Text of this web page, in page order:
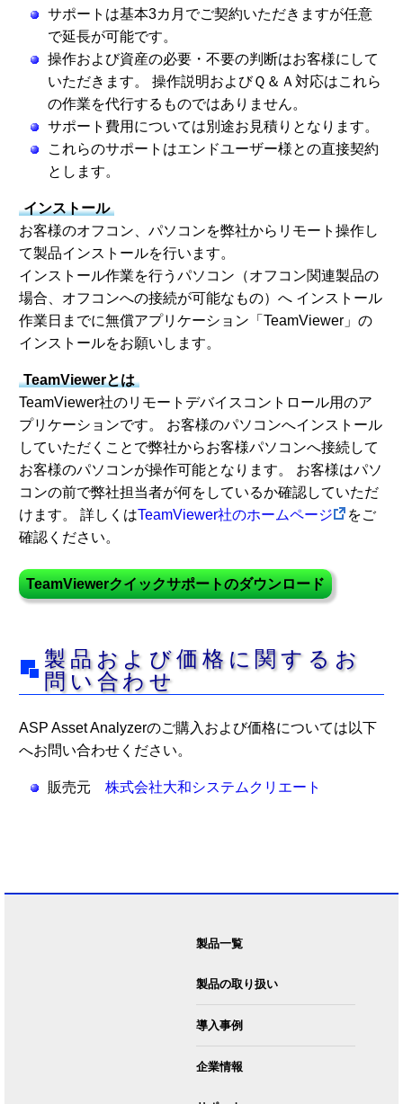
サポートは基本3カ月でご契約いただきますが任意
で延長が可能です。
操作および資産の必要・不要の判断はお客様にして
いただきます。 操作説明およびＱ＆Ａ対応はこれら
の作業を代行するものではありません。
サポート費用については別途お見積りとなります。
これらのサポートはエンドユーザー様との直接契約
とします。
インストール
お客様のオフコン、パソコンを弊社からリモート操作し
て製品インストールを行います。
インストール作業を行うパソコン（オフコン関連製品の
場合、オフコンへの接続が可能なもの）へ インストール
作業日までに無償アプリケーション「TeamViewer」の
インストールをお願いします。
TeamViewerとは
TeamViewer社のリモートデバイスコントロール用のア
プリケーションです。 お客様のパソコンへインストール
していただくことで弊社からお客様パソコンへ接続して
お客様のパソコンが操作可能となります。 お客様はパソ
コンの前で弊社担当者が何をしているか確認していただ
けます。 詳しくはTeamViewer社のホームページ
をご
確認ください。
TeamViewerクイックサポートのダウンロード
製品および価格に関するお
問い合わせ
ASP Asset Analyzerのご購入および価格については以下
へお問い合わせください。
販売元 株式会社大和システムクリエート
製品一覧
ASP マイグレーションアシ
スタント
製品の取り扱い
購入
導入事例
事例
企業情報